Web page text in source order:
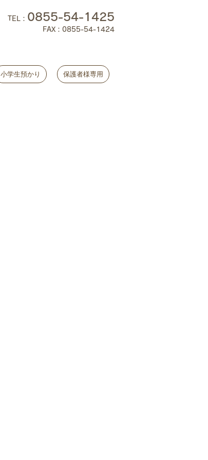
TEL ： 0855-54-1425
FAX：0855-54-1424
小学生預かり 保護者様専用